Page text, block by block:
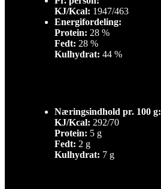
KJ/Kcal: 1947/463
Energifordeling:
Protein: 28 %
Fedt: 28 %
Kulhydrat: 44 %
Næringsindhold pr. 100 g:
KJ/Kcal: 292/70
Protein: 5 g
Fedt: 2 g
Kulhydrat: 7 g